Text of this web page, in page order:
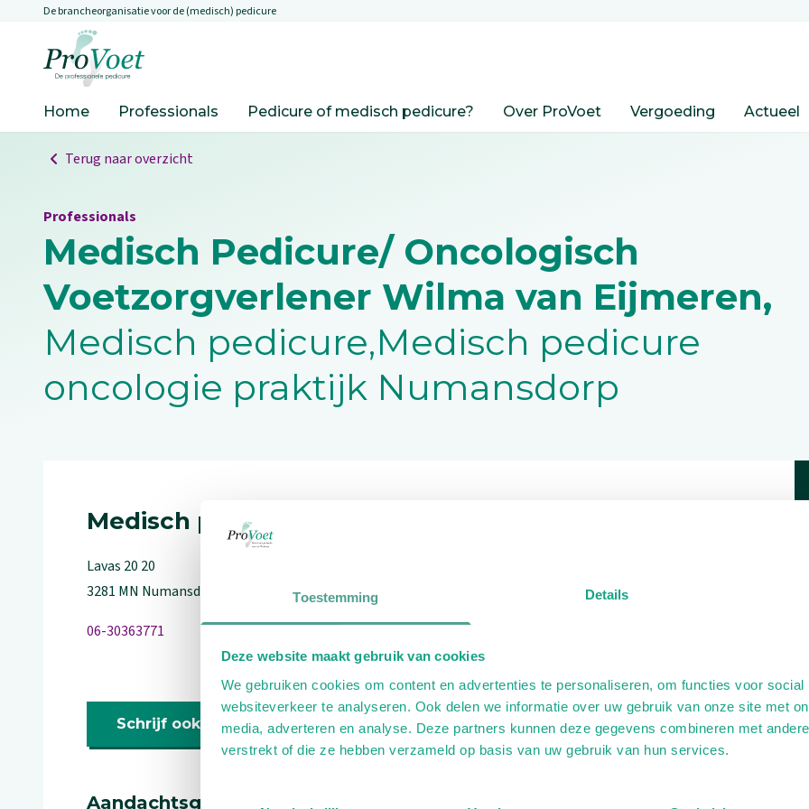
Toestemming Details
Deze website maakt gebruik van cookies
We gebruiken cookies om content en advertenties te personaliseren, om functies voor social
websiteverkeer te analyseren. Ook delen we informatie over uw gebruik van onze site met
media, adverteren en analyse. Deze partners kunnen deze gegevens combineren met
verstrekt of die ze hebben verzameld op basis van uw gebruik van hun services.
Overslaan en naar de inhoud gaan
De brancheorganisatie voor de (medisch) pedicure
Home Professionals Pedicure of medisch pedicure? Over ProVoet Vergoeding Actueel
Terug naar overzicht
Professionals
Medisch Pedicure/ Oncologisch
Voetzorgverlener Wilma van Eijmeren,
Medisch pedicure,Medisch pedicure
oncologie praktijk Numansdorp
Medisch pedicure, Medisch pedicure oncologie
Lavas 20 20
3281 MN Numansdorp
06-30363771
Schrijf ook een review
Aandachtsgebieden